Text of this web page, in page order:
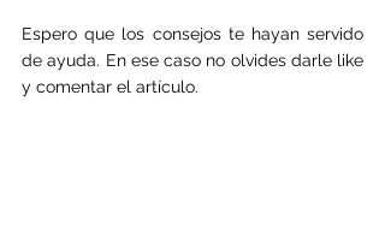
Espero que los consejos te hayan servido
de ayuda. En ese caso no olvides darle like
y comentar el artículo.